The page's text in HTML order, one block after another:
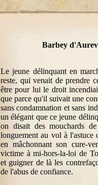
Barbey
Le jeune délinquant en
reste, qui venait de prendre
être pour lui le droit
que parce qu'il suivait une
sans condamnation et sans
un élégant que ce jeune
on disait des mouchards
longuement au vol à
en mâchonnant son cure-
victime à mi-hors-la-loi de
et guigner de là les
de l'abus de confiance.